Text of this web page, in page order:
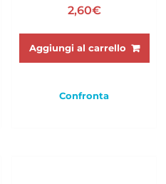
2,60€
Aggiungi al carrello
Confronta